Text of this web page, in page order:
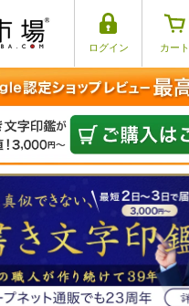
ログイン カート